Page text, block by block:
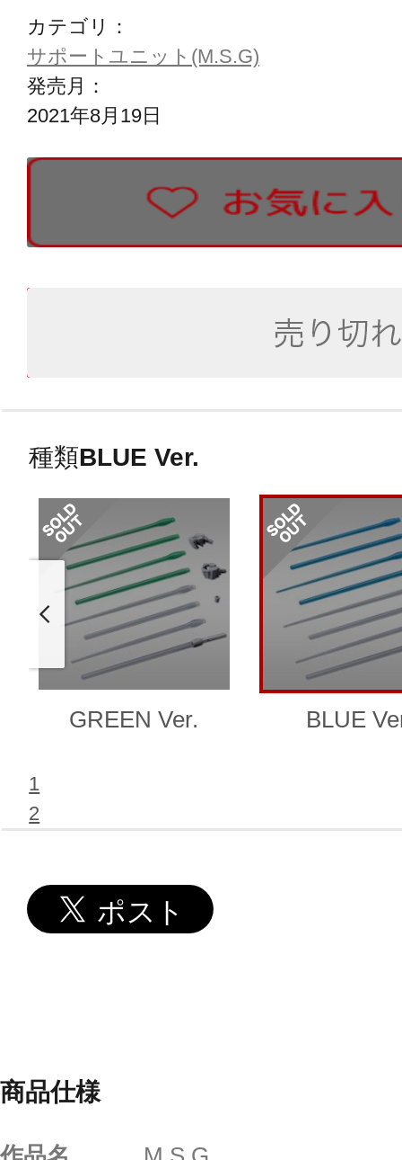
カテゴリ：
サポートユニット(M.S.G)
発売月：
2021年8月19日
種類BLUE Ver.
GREEN Ver. BLUE
1
2
商品仕様